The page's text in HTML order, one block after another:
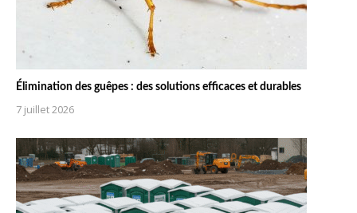
Élimination des guêpes : des solutions efficaces et durables
7 juillet 2026